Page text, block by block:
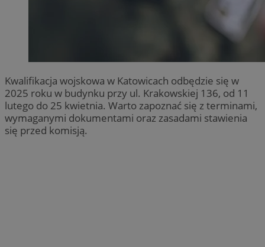
Kwalifikacja wojskowa w Katowicach odbędzie się w
2025 roku w budynku przy ul. Krakowskiej 136, od 11
lutego do 25 kwietnia. Warto zapoznać się z terminami,
wymaganymi dokumentami oraz zasadami stawienia
się przed komisją.